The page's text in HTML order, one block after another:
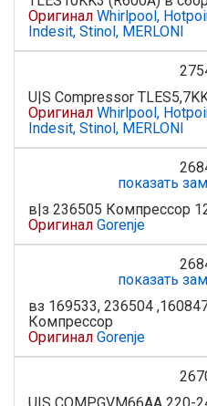
Оригинал Whirlpool,
Indesit, Stinol, MERLONI
U|S Compressor
Оригинал Whirlpool,
Indesit, Stinol, MERLONI
показать
в|з 236505 Компрессор
Оригинал Gorenje
показать
вз 169533, 236504
Компрессор
Оригинал Gorenje